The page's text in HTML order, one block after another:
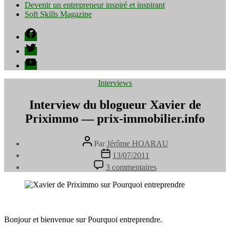
Devenir un entrepreneur inspiré et inspirant
Soft Skills Magazine
Facebook
Twitter
YouTube
Catégories
Interviews
Interview du blogueur Xavier de
Priximmo — prix-immobilier.info
Auteur
de
l’article
Par Jérôme HOARAU
Date
de
l’article
13/07/2011
3 commentaires
Interview
du
blogueur
Priximmo
Bonjour et bienvenue sur Pourquoi entreprendre.